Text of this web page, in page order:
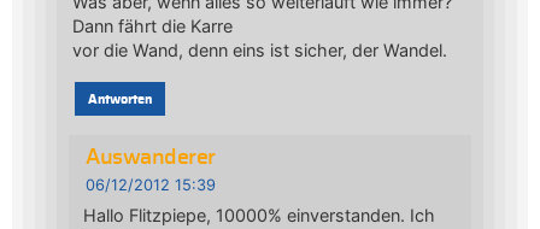
Dann fährt die Karre
vor die Wand, denn eins ist sicher, der Wandel.
Antworten
Auswanderer
06/12/2012 15:39
Hallo Flitzpiepe, 10000% einverstanden. Ich